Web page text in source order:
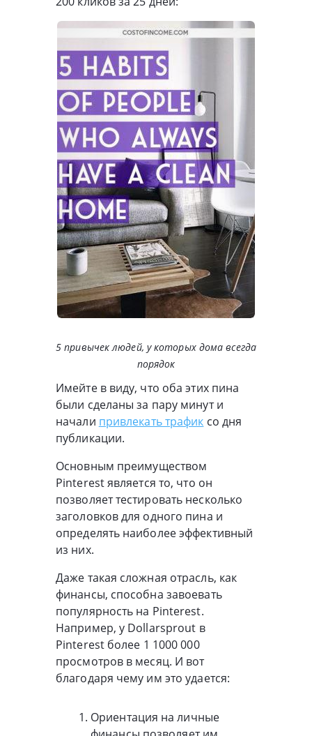
5 привычек людей, у которых дома всегда
порядок
Имейте в виду, что оба этих пина
были сделаны за пару минут и
начали привлекать трафик со дня
публикации.
Основным преимуществом
Pinterest является то, что он
позволяет тестировать несколько
заголовков для одного пина и
определять наиболее эффективный
из них.
Даже такая сложная отрасль, как
финансы, способна завоевать
популярность на Pinterest.
Например, у Dollarsprout в
Pinterest более 1 1000 000
просмотров в месяц. И вот
благодаря чему им это удается:
Ориентация на личные